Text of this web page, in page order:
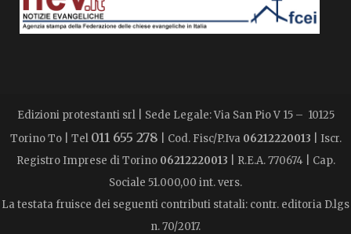
Edizioni protestanti srl | Sede Legale: Via San Pio V 15 – 10125
Torino To | Tel 011 655 278 | Cod. Fisc/P.Iva 06212220013 | Iscr.
Registro Imprese di Torino 06212220013 | R.E.A. 770674 | Cap.
Sociale 51.000,00 int. vers.
La testata fruisce dei seguenti contributi statali: contr. editoria D.lgs
n. 70/2017.